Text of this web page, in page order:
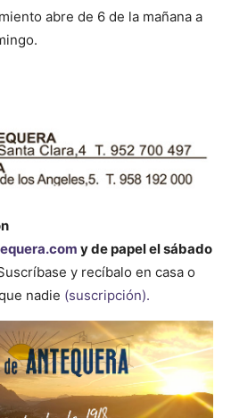
abre de 6 de la mañana a
y de papel el sábado
y recíbalo en casa o
nadie (suscripción).